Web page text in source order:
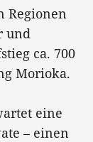
Regionen
und
ca. 700
Morioka.
eine
– einen